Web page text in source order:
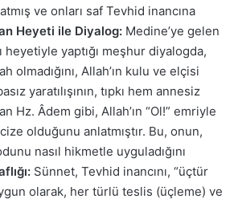
ve onları saf Tevhid inancına
Heyeti ile Diyalog: Medine’ye gelen
heyetiyle yaptığı meşhur diyalogda,
olmadığını, Allah’ın kulu ve elçisi
yaratılışının, tıpkı hem annesiz
Hz. Âdem gibi, Allah’ın “Ol!” emriyle
olduğunu anlatmıştır. Bu, onun,
nasıl hikmetle uyguladığını
Sünnet, Tevhid inancını, “üçtür
olarak, her türlü teslis (üçleme) ve